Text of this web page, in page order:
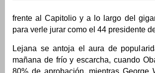
frente al Capitolio y a lo largo del
para verle jurar como el 44 presidente
Lejana se antoja el aura de
mañana de frío y escarcha, cuando
80% de aprobación, mientras George